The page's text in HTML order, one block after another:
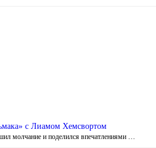
с Лиамом Хемсвортом
молчание и поделился впечатлениями …